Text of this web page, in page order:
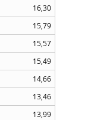
16,30
15,79
15,57
15,49
14,66
13,46
13,99